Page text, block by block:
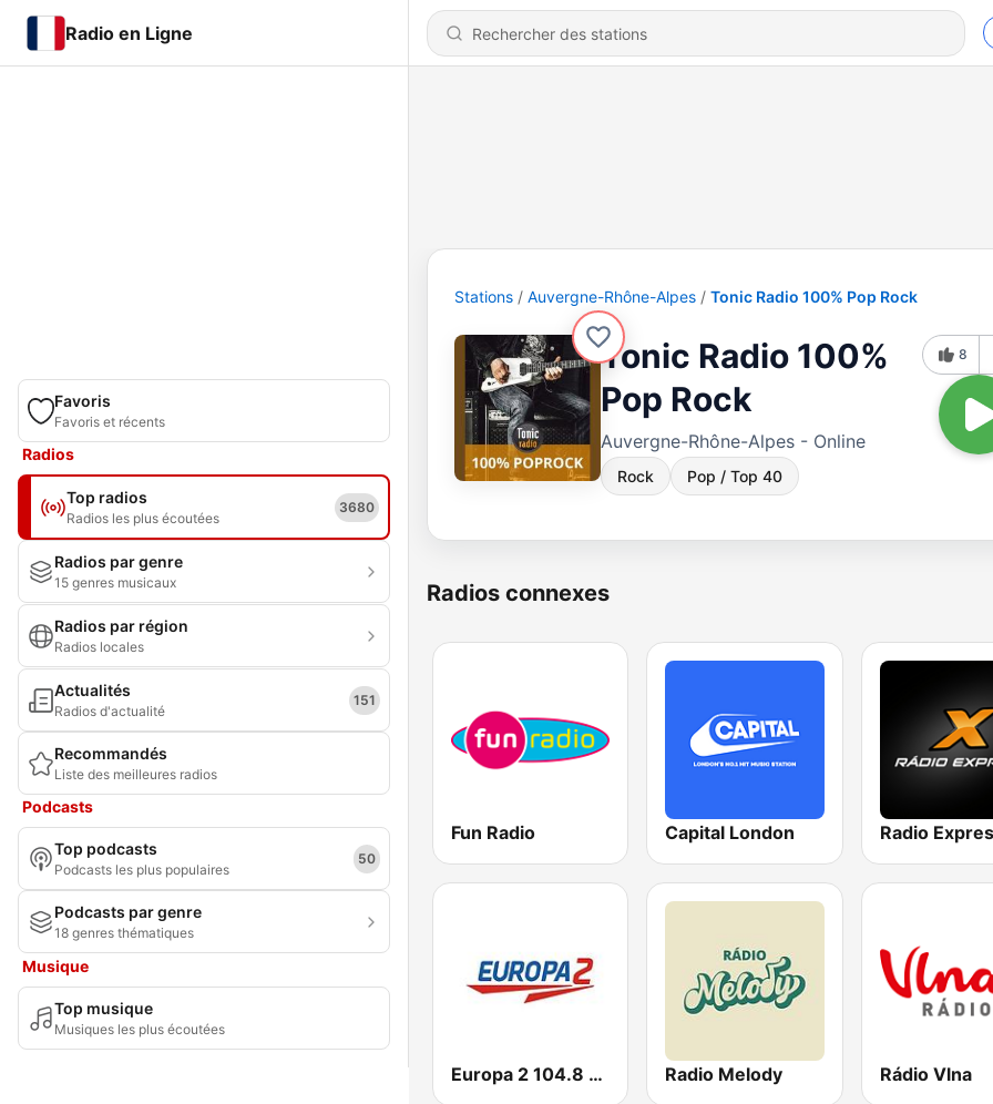
Radio en Ligne
Favoris
Favoris et récents
Radios
Top radios
Radios les plus écoutées
3680
Radios par genre
15 genres musicaux
Radios par région
Radios locales
Actualités
Radios d'actualité
151
Recommandés
Liste des meilleures radios
Podcasts
Top podcasts
Podcasts les plus populaires
50
Podcasts par genre
18 genres thématiques
Musique
Top musique
Musiques les plus écoutées
Stations Auvergne-Rhône-Alpes Tonic Radio 100% Pop Rock
Tonic Radio 100%
Pop Rock
Auvergne-Rhône-Alpes - Online
Rock Pop / Top 40
8
Radios connexes
Fun Radio Capital London Radio Expres
Europa 2 104.8 FM Radio Melody Rádio Vlna